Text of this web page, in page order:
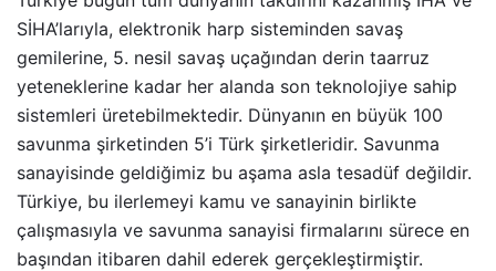
SİHA’larıyla, elektronik harp sisteminden savaş
gemilerine, 5. nesil savaş uçağından derin taarruz
yeteneklerine kadar her alanda son teknolojiye sahip
sistemleri üretebilmektedir. Dünyanın en büyük 100
savunma şirketinden 5’i Türk şirketleridir. Savunma
sanayisinde geldiğimiz bu aşama asla tesadüf değildir.
Türkiye, bu ilerlemeyi kamu ve sanayinin birlikte
çalışmasıyla ve savunma sanayisi firmalarını sürece en
başından itibaren dahil ederek gerçekleştirmiştir.